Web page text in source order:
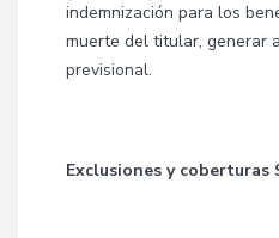
indemnización para los
muerte del titular, generar
previsional.
Exclusiones y coberturas